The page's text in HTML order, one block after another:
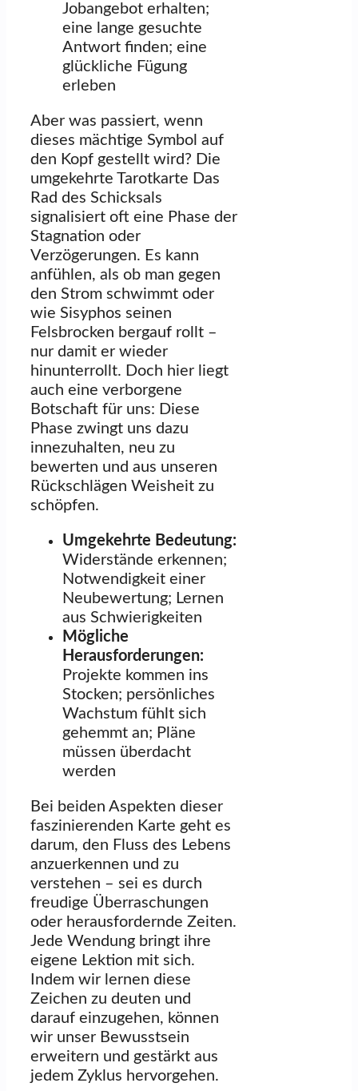
Jobangebot erhalten;
eine lange gesuchte
Antwort finden; eine
glückliche Fügung
erleben
Aber was passiert, wenn
dieses mächtige Symbol auf
den Kopf gestellt wird? Die
umgekehrte Tarotkarte Das
Rad des Schicksals
signalisiert oft eine Phase der
Stagnation oder
Verzögerungen. Es kann
anfühlen, als ob man gegen
den Strom schwimmt oder
wie Sisyphos seinen
Felsbrocken bergauf rollt –
nur damit er wieder
hinunterrollt. Doch hier liegt
auch eine verborgene
Botschaft für uns: Diese
Phase zwingt uns dazu
innezuhalten, neu zu
bewerten und aus unseren
Rückschlägen Weisheit zu
schöpfen.
Umgekehrte Bedeutung:
Widerstände erkennen;
Notwendigkeit einer
Neubewertung; Lernen
aus Schwierigkeiten
Mögliche
Herausforderungen:
Projekte kommen ins
Stocken; persönliches
Wachstum fühlt sich
gehemmt an; Pläne
müssen überdacht
werden
Bei beiden Aspekten dieser
faszinierenden Karte geht es
darum, den Fluss des Lebens
anzuerkennen und zu
verstehen – sei es durch
freudige Überraschungen
oder herausfordernde Zeiten.
Jede Wendung bringt ihre
eigene Lektion mit sich.
Indem wir lernen diese
Zeichen zu deuten und
darauf einzugehen, können
wir unser Bewusstsein
erweitern und gestärkt aus
jedem Zyklus hervorgehen.